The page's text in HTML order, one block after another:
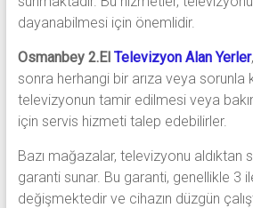
dayanabilmesi için önemlidir.
Osmanbey 2.El Televizyon Alan Yerler
sonra herhangi bir arıza veya sorunla
televizyonun tamir edilmesi veya
için servis hizmeti talep edebilirler.
Bazı mağazalar, televizyonu aldıktan
garanti sunar. Bu garanti, genellikle 3
değişmektedir ve cihazın düzgün